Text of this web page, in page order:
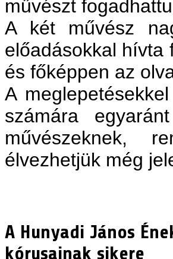
művészt
A két művész
előadásokkal hívta
és főképpen az
A
számára
művészeknek,
élvezhetjük még
A Hunyadi János
kórusainak sikere